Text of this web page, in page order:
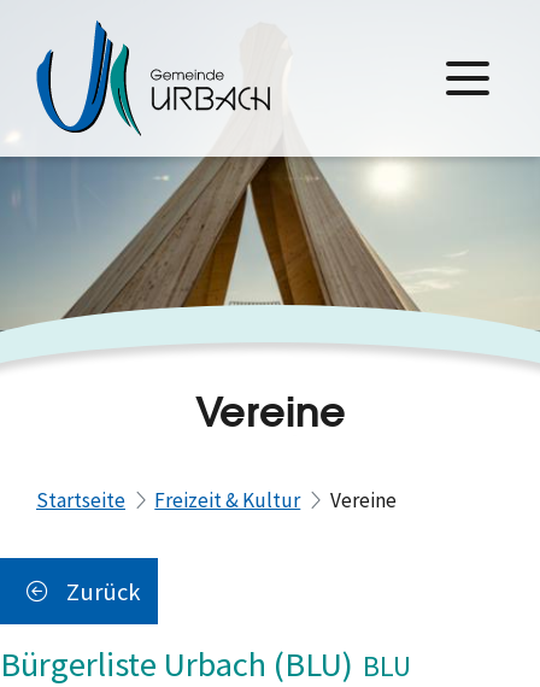
Vereine
Startseite Freizeit & Kultur Vereine
Zurück
Bürgerliste Urbach (BLU) BLU